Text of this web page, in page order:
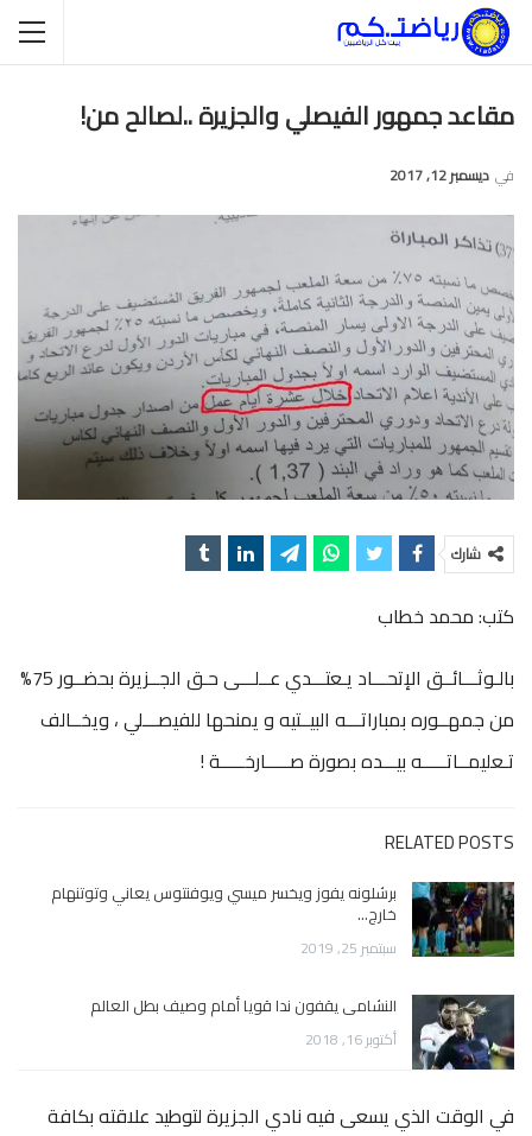
مقاعد جمهور الفيصلي والجزيرة ..لصالح من!
في ديسمبر 12, 2017
شارك
كتب: محمد خطاب
بالـوثـــائــق الإتحـــاد يـعتـــدي عــلـــى حـق الجــزيرة بحضــور 75%
من جمهــوره بمباراتـــه البيــتيه و يمنحها للفيصـــلي ، ويخــالف
تـعليمــاتـــــه بيـــده بصورة صـــــارخـــــة !
RELATED POSTS
برشلونه يفوز ويخسر ميسي ويوفنتوس يعاني وتوتنهام
خارج…
سبتمبر 25, 2019
النشامى يقفون ندا قويا أمام وصيف بطل العالم
أكتوبر 16, 2018
في الوقت الذي يسعى فيه نادي الجزيرة لتوطيد علاقته بكافة